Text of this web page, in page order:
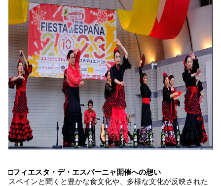
□フィエスタ・デ・エスパーニャ開催への想い
スペインと聞くと豊かな食文化や、多様な文化が反映された